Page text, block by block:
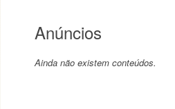
Anúncios
Ainda não existem conteúdos.